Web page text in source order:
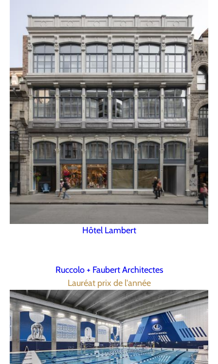
Hôtel Lambert
Ruccolo + Faubert Architectes
Lauréat prix de l'année